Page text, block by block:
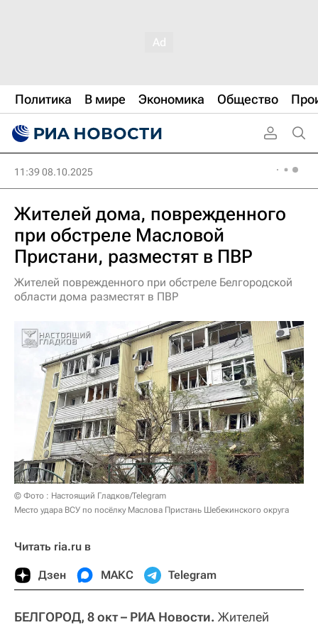
Политика В мире Экономика Общество
11:39 08.10.2025
Жителей дома, поврежденного
при обстреле Масловой
Пристани, разместят в ПВР
Жителей поврежденного при обстреле Белгородской
области дома разместят в ПВР
© Фото : Настоящий Гладков/Telegram
Место удара ВСУ по посёлку Маслова Пристань Шебекинского округа
Читать ria.ru в
Дзен МАКС Telegram
БЕЛГОРОД, 8 окт – РИА Новости. Жителей